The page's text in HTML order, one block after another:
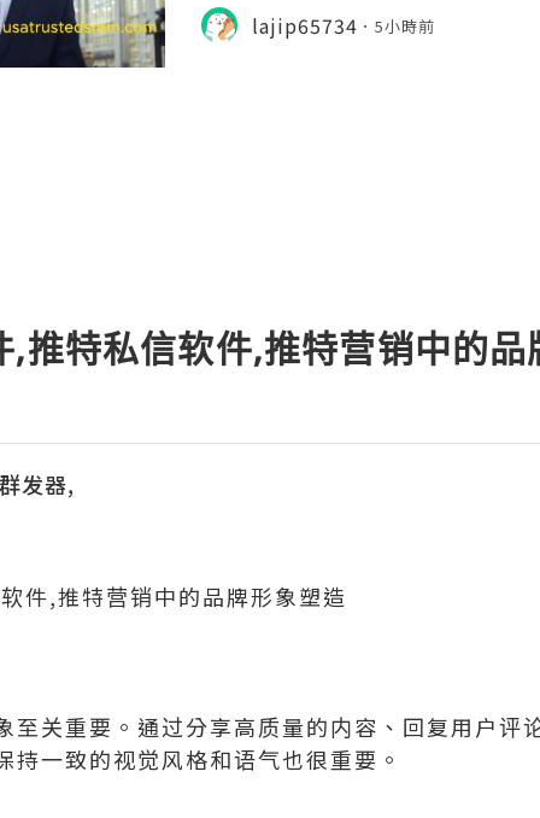
or personal communication,
nline subscriptions, freel
lajip65734 5小時前
,推特私信软件,推特营销中的
发器,
件,推特营销中的品牌形象塑造
至关重要。通过分享高质量的内容、回复用户评
持一致的视觉风格和语气也很重要。